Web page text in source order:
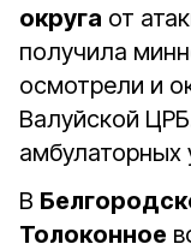
округа от
получила
осмотрели и
Валуйской
амбулаторных
В
Толоконное